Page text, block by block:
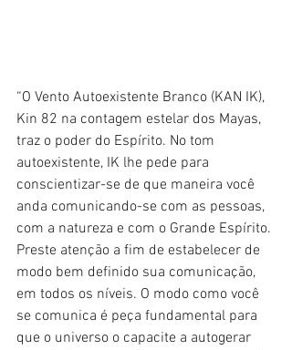
“O Vento Autoexistente Branco (KAN IK),
Kin 82 na contagem estelar dos Mayas,
traz o poder do Espírito. No tom
autoexistente, IK lhe pede para
conscientizar-se de que maneira você
anda comunicando-se com as pessoas,
com a natureza e com o Grande Espírito.
Preste atenção a fim de estabelecer de
modo bem definido sua comunicação,
em todos os níveis. O modo como você
se comunica é peça fundamental para
que o universo o capacite a autogerar